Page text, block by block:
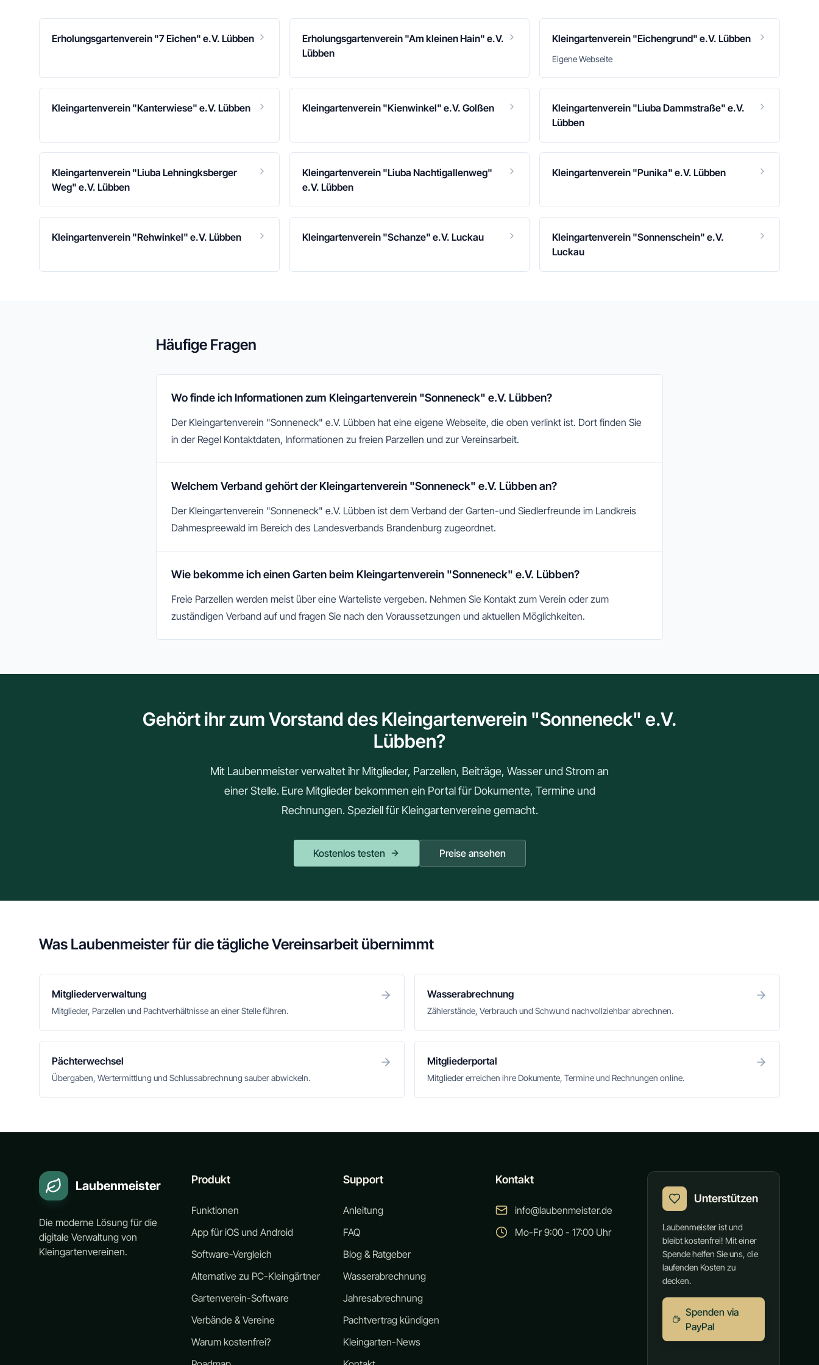
Erholungsgartenverein "7 Eichen" e.V. Lübben
Erholungsgartenverein "Am kleinen Hain" e.V.
Lübben
Kleingartenverein "Eichengrund" e.V. Lübben
Eigene Webseite
Kleingartenverein "Kanterwiese" e.V. Lübben Kleingartenverein "Kienwinkel" e.V. Golßen
Kleingartenverein "Liuba Dammstraße" e.V.
Lübben
Kleingartenverein "Liuba Lehningksberger
Weg" e.V. Lübben
Kleingartenverein "Liuba Nachtigallenweg"
e.V. Lübben
Kleingartenverein "Punika" e.V. Lübben
Kleingartenverein "Rehwinkel" e.V. Lübben Kleingartenverein "Schanze" e.V. Luckau
Kleingartenverein "Sonnenschein" e.V.
Luckau
Häufige Fragen
Wo finde ich Informationen zum Kleingartenverein "Sonneneck" e.V. Lübben?
Der Kleingartenverein "Sonneneck" e.V. Lübben hat eine eigene Webseite, die oben verlinkt ist. Dort finden Sie
in der Regel Kontaktdaten, Informationen zu freien Parzellen und zur Vereinsarbeit.
Welchem Verband gehört der Kleingartenverein "Sonneneck" e.V. Lübben an?
Der Kleingartenverein "Sonneneck" e.V. Lübben ist dem Verband der Garten-und Siedlerfreunde im Landkreis
Dahmespreewald im Bereich des Landesverbands Brandenburg zugeordnet.
Wie bekomme ich einen Garten beim Kleingartenverein "Sonneneck" e.V. Lübben?
Freie Parzellen werden meist über eine Warteliste vergeben. Nehmen Sie Kontakt zum Verein oder zum
zuständigen Verband auf und fragen Sie nach den Voraussetzungen und aktuellen Möglichkeiten.
Gehört ihr zum Vorstand des Kleingartenverein "Sonneneck" e.V.
Lübben?
Mit Laubenmeister verwaltet ihr Mitglieder, Parzellen, Beiträge, Wasser und Strom an
einer Stelle. Eure Mitglieder bekommen ein Portal für Dokumente, Termine und
Rechnungen. Speziell für Kleingartenvereine gemacht.
Kostenlos testen Preise ansehen
Was Laubenmeister für die tägliche Vereinsarbeit übernimmt
Mitgliederverwaltung
Mitglieder, Parzellen und Pachtverhältnisse an einer Stelle führen.
Wasserabrechnung
Zählerstände, Verbrauch und Schwund nachvollziehbar abrechnen.
Pächterwechsel
Übergaben, Wertermittlung und Schlussabrechnung sauber abwickeln.
Mitgliederportal
Mitglieder erreichen ihre Dokumente, Termine und Rechnungen online.
Laubenmeister
Die moderne Lösung für die
digitale Verwaltung von
Kleingartenvereinen.
Produkt
Funktionen
App für iOS und Android
Software-Vergleich
Alternative zu PC-Kleingärtner
Gartenverein-Software
Verbände & Vereine
Warum kostenfrei?
Support
Anleitung
FAQ
Blog & Ratgeber
Wasserabrechnung
Jahresabrechnung
Pachtvertrag kündigen
Kleingarten-News
Kontakt
info@laubenmeister.de
Mo-Fr 9:00 - 17:00 Uhr
Unterstützen
Laubenmeister ist und
bleibt kostenfrei! Mit einer
Spende helfen Sie uns, die
laufenden Kosten zu
decken.
Spenden via
PayPal